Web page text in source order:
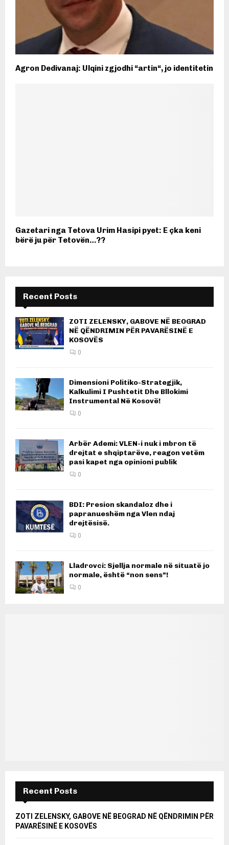
Agron Dedivanaj: Ulqini zgjodhi “artin“, jo identitetin
Gazetari nga Tetova Urim Hasipi pyet: E çka keni
bërë ju për Tetovën…??
Recent Posts
ZOTI ZELENSKY, GABOVE NË BEOGRAD
NË QËNDRIMIN PËR PAVARËSINË E
KOSOVËS
0
Dimensioni Politiko-Strategjik,
Kalkulimi I Pushtetit Dhe Bllokimi
Instrumental Në Kosovë!
0
Arbër Ademi: VLEN-i nuk i mbron të
drejtat e shqiptarëve, reagon vetëm
pasi kapet nga opinioni publik
0
BDI: Presion skandaloz dhe i
papranueshëm nga Vlen ndaj
drejtësisë.
0
Lladrovci: Sjellja normale në situatë jo
normale, është “non sens”!
0
Recent Posts
ZOTI ZELENSKY, GABOVE NË BEOGRAD NË QËNDRIMIN PËR
PAVARËSINË E KOSOVËS